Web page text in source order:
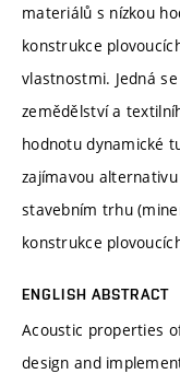
materiálů s nízkou
konstrukce
vlastnostmi. Jedná
zemědělství a
hodnotu dynamické
zajímavou
stavebním trhu
konstrukce
ENGLISH ABSTRACT
Acoustic properties
design and